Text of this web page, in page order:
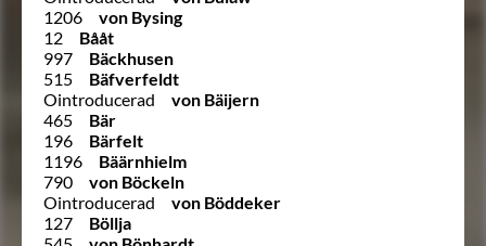
1206
von Bysing
12
Bååt
997
Bäckhusen
515
Bäfverfeldt
Ointroducerad
von Bäijern
465
Bär
196
Bärfelt
1196
Bäärnhielm
790
von Böckeln
Ointroducerad
von Böddeker
127
Böllja